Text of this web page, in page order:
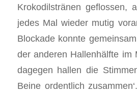
Krokodilstränen geflossen,
jedes Mal wieder mutig
Blockade konnte
der anderen Hallenhälfte im
dagegen hallen die
Beine ordentlich